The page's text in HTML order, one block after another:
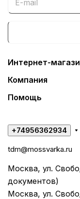
Интернет-
Компания
Помощь
+74956362934
tdm@mossvarka.ru
Москва, ул.
документов)
Москва, ул.